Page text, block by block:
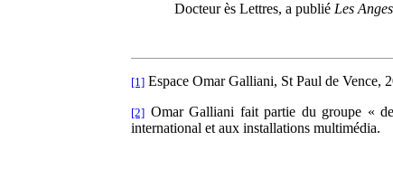
Docteur ès Lettres, a publié Les
[1] Espace Omar Galliani, St Paul de Vence,
[2] Omar Galliani fait partie du groupe «
international et aux installations multimédia.